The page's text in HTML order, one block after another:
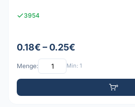
3954
0.18€ – 0.25€
Menge: Min: 1